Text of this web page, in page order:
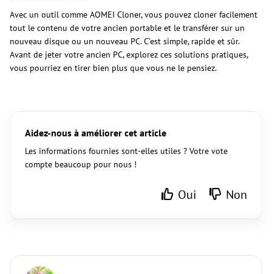
Avec un outil comme AOMEI Cloner, vous pouvez cloner facilement
tout le contenu de votre ancien portable et le transférer sur un
nouveau disque ou un nouveau PC. C’est simple, rapide et sûr.
Avant de jeter votre ancien PC, explorez ces solutions pratiques,
vous pourriez en tirer bien plus que vous ne le pensiez.
Aidez-nous à améliorer cet article
Les informations fournies sont-elles utiles ? Votre vote
compte beaucoup pour nous !
Oui Non